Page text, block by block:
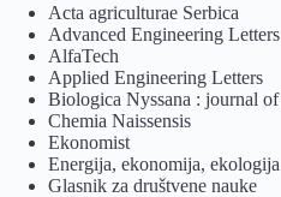
Acta agriculturae Serbica
Advanced Engineering Letters
AlfaTech
Applied Engineering Letters
Biologica Nyssana : journal
Chemia Naissensis
Ekonomist
Energija, ekonomija, ekologija
Glasnik za društvene nauke